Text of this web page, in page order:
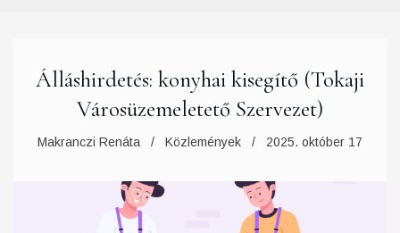
Álláshirdetés: konyhai kisegítő (Tokaji
Városüzemeletető Szervezet)
Makranczi Renáta Közlemények 2025. október 17